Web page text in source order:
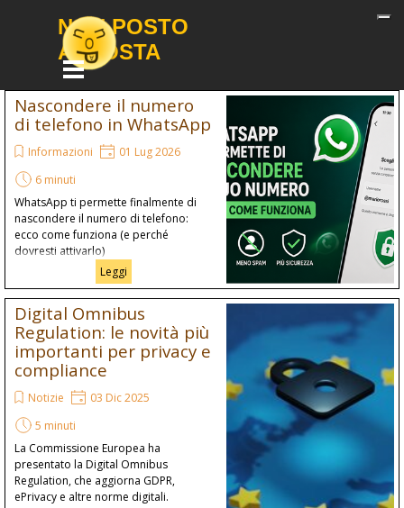
NON POSTO
APPOSTA
Salta menù
Nascondere il numero
di telefono in WhatsApp
Informazioni
01 Lug 2026
6 minuti
WhatsApp ti permette finalmente di
nascondere il numero di telefono:
ecco come funziona (e perché
dovresti attivarlo)
Leggi
Digital Omnibus
Regulation: le novità più
importanti per privacy e
compliance
Notizie
03 Dic 2025
5 minuti
La Commissione Europea ha
presentato la Digital Omnibus
Regulation, che aggiorna GDPR,
ePrivacy e altre norme digitali.